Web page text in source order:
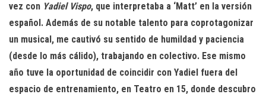
vez con Yadiel Vispo, que interpretaba a ‘Matt’ en la versión
español. Además de su notable talento para coprotagonizar
un musical, me cautivó su sentido de humildad y paciencia
(desde lo más cálido), trabajando en colectivo. Ese mismo
año tuve la oportunidad de coincidir con Yadiel fuera del
espacio de entrenamiento, en Teatro en 15, donde descubro